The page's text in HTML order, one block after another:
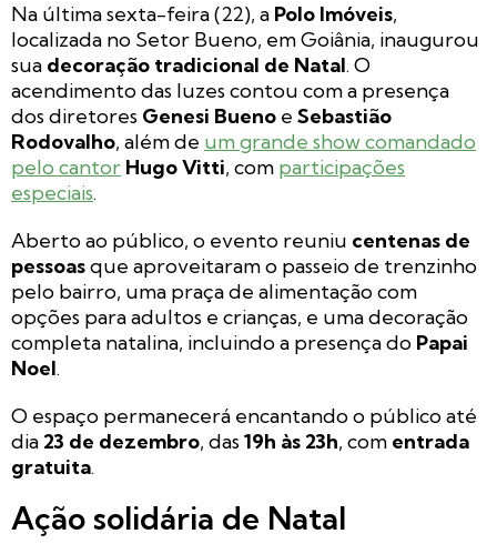
Na última sexta-feira (22), a Polo Imóveis,
localizada no Setor Bueno, em Goiânia, inaugurou
sua decoração tradicional de Natal. O
acendimento das luzes contou com a presença
dos diretores Genesi Bueno e Sebastião
Rodovalho, além de um grande show comandado
pelo cantor Hugo Vitti, com participações
especiais.
Aberto ao público, o evento reuniu centenas de
pessoasque aproveitaram o passeio de trenzinho
pelo bairro, uma praça de alimentação com
opções para adultos e crianças, e uma decoração
completa natalina, incluindo a presença do Papai
Noel.
O espaço permanecerá encantando o público até
dia 23 de dezembro, das19h às 23h, com entrada
gratuita.
Ação solidária de Natal